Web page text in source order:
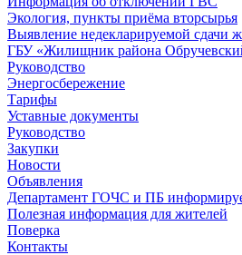
Экология, пункты приёма вторсырья
Выявление недекларируемой сдачи
ГБУ «Жилищник района
Руководство
Энергосбережение
Тарифы
Уставные документы
Руководство
Закупки
Новости
Объявления
Департамент ГОЧС и ПБ
Полезная информация для жителей
Поверка
Контакты